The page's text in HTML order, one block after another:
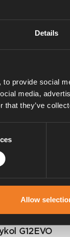
Details
provide social
media,
that they’ve
Allow
D - Frihet
Water
C Brochyr
G12++
G12EVO